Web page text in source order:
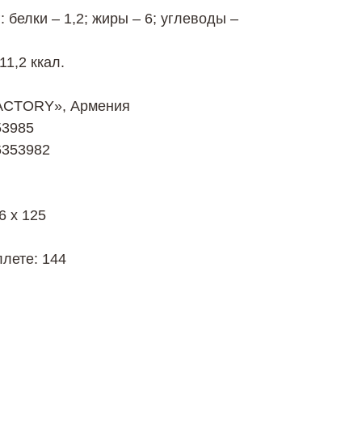
белки – 1,2; жиры – 6; углеводы –
ккал.
Армения
х 125
144